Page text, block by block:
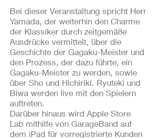
Bei dieser Veranstaltung spricht Herr
Yamada, der weiterhin den Charme
der Klassiker durch zeitgemäße
Ausdrücke vermittelt, über die
Geschichte der Gagaku-Meister und
den Prozess, der dazu führte, ein
Gagaku-Meister zu werden, sowie
über Sho und Hichiriki. Ryuteki und
Biwa werden live mit den Spielern
auftreten.
Darüber hinaus wird Apple Store
Lab mithilfe von GarageBand auf
dem iPad für vorregistrierte Kunden